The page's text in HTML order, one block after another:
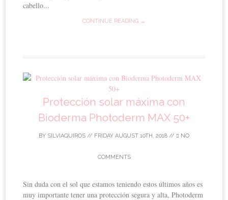
cabello...
CONTINUE READING →
Protección solar máxima con
Bioderma Photoderm MAX 50+
BY SILVIAQUIROS // FRIDAY AUGUST 10TH, 2018 // NO
COMMENTS
Sin duda con el sol que estamos teniendo estos últimos años es
muy importante tener una protección segura y alta, Photoderm